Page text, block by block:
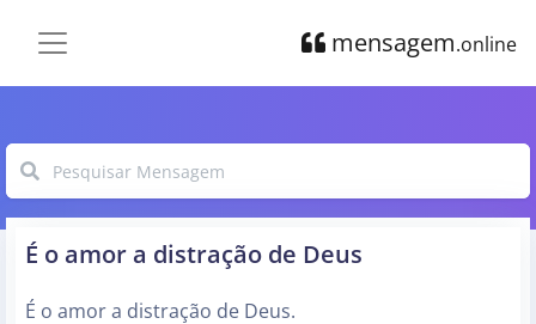
mensagem.online
É o amor a distração de Deus
É o amor a distração de Deus.